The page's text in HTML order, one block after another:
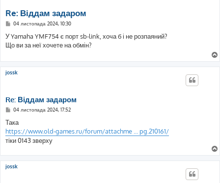
Re: Віддам задаром
П
в
д
н
04 листопада 2024, 10:30
У Yamaha YMF754 є порт sb-link, хоча б і не розпаяний?
Що ви за неї хочете на обмін?
jossk
Re: Віддам задаром
П
в
і
д
о
м
е
н
н
04 листопада 2024, 17:52
Така
https://www.old-games.ru/forum/attachme ... pg.210161/
тіки 0143 зверху
jossk